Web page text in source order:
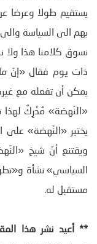
يستقيم طولا وعرضا
بهم الى السياسة
نسوق كلامنا هذا ولا
ذات يوم فقال «إنّ
يمكن أن تفعله مع
«النّهضة» مُدْرِكٌ
يختبر «النّهضة» على
ويقتنع أنّ شيخ
السياسي» نشأة
مستقبل له.
** أعيد نشر هذا